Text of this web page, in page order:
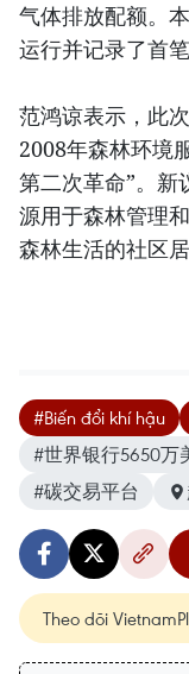
气体排放配额。
运行并记录了首笔
范鸿谅表示，此
2008年森林环境
第二次革命”。新
源用于森林管理
森林生活的社区
#Biến đổi khí hậu
#世界银行5650万
#碳交易平台
Theo dõi